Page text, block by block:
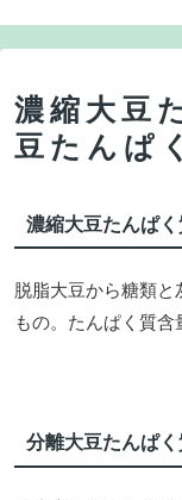
濃縮大豆
豆たんぱ
濃縮大豆たんぱく
脱脂大豆から糖類と
もの。たんぱく質含
分離大豆たんぱく